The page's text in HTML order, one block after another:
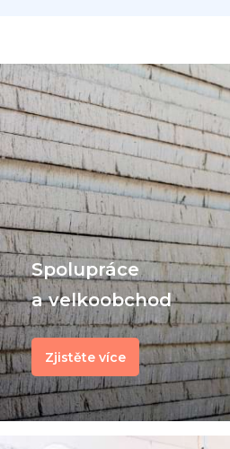
Spolupráce
a velkoobchod
Zjistěte více